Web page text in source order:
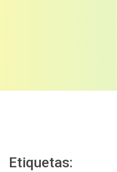
Etiquetas: